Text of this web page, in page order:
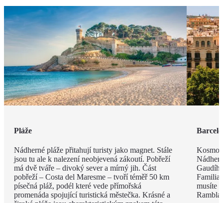
Pláže
Nádherné pláže přitahují turisty jako magnet. Stále
jsou tu ale k nalezení neobjevená zákoutí. Pobřeží
má dvě tváře – divoký sever a mírný jih. Část
pobřeží – Costa del Maresme – tvoří téměř 50 km
písečná pláž, podél které vede přímořská
promenáda spojující turistická městečka. Krásné a
Familia
musíte